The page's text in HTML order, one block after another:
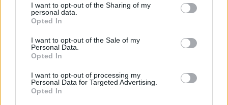
I want to opt-out of the Sharing of my
personal data.
Opted In
I want to opt-out of the Sale of my
Personal Data.
Opted In
I want to opt-out of processing my
Personal Data for Targeted Advertising.
Opted In